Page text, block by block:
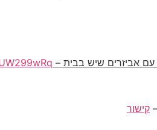
עם אביזרים שיש בבית –
קישור